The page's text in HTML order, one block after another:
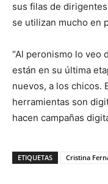
sus filas de
se utilizan mucho en
“Al peronismo lo veo
están en su última
nuevos, a los chicos.
herramientas son
hacen campañas
ETIQUETAS Cristina